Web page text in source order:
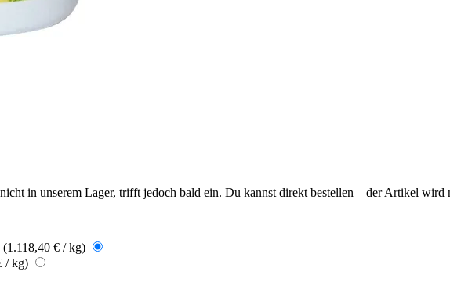
in unserem Lager, trifft jedoch bald ein. Du kannst direkt bestellen – der Artikel wird
(1.118,40 € / kg)
/ kg)